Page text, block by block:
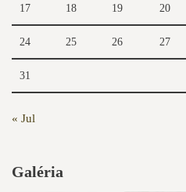
17 18 19 20
24 25 26 27
31
« Jul
Galéria